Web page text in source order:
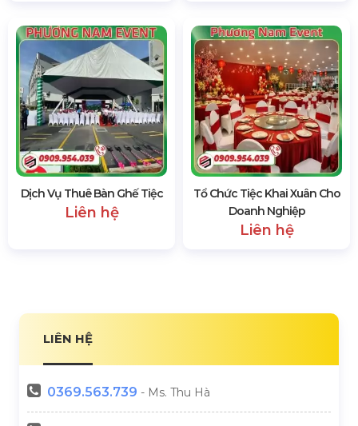
LIÊN HỆ
0369.563.739- Ms. Thu Hà
0909.954.039 - Mr. Tấn Phát
-------------------------------------------------
Dịch Vụ Thuê Gian Hàng Hội Chợ
Liên hệ